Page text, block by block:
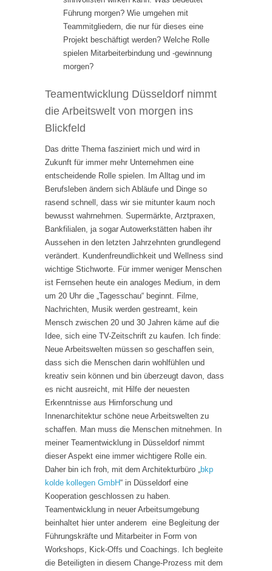
Führung morgen? Wie umgehen mit
Teammitgliedern, die nur für dieses eine
Projekt beschäftigt werden? Welche Rolle
spielen Mitarbeiterbindung und -gewinnung
morgen?
Teamentwicklung Düsseldorf nimmt
die Arbeitswelt von morgen ins
Blickfeld
Das dritte Thema fasziniert mich und wird in
Zukunft für immer mehr Unternehmen eine
entscheidende Rolle spielen. Im Alltag und im
Berufsleben ändern sich Abläufe und Dinge so
rasend schnell, dass wir sie mitunter kaum noch
bewusst wahrnehmen. Supermärkte, Arztpraxen,
Bankfilialen, ja sogar Autowerkstätten haben ihr
Aussehen in den letzten Jahrzehnten grundlegend
verändert. Kundenfreundlichkeit und Wellness sind
wichtige Stichworte. Für immer weniger Menschen
ist Fernsehen heute ein analoges Medium, in dem
um 20 Uhr die „Tagesschau“ beginnt. Filme,
Nachrichten, Musik werden gestreamt, kein
Mensch zwischen 20 und 30 Jahren käme auf die
Idee, sich eine TV-Zeitschrift zu kaufen. Ich finde:
Neue Arbeitswelten müssen so geschaffen sein,
dass sich die Menschen darin wohlfühlen und
kreativ sein können und bin überzeugt davon, dass
es nicht ausreicht, mit Hilfe der neuesten
Erkenntnisse aus Hirnforschung und
Innenarchitektur schöne neue Arbeitswelten zu
schaffen. Man muss die Menschen mitnehmen. In
meiner Teamentwicklung in Düsseldorf nimmt
dieser Aspekt eine immer wichtigere Rolle ein.
Daher bin ich froh, mit dem Architekturbüro „bkp
kolde kollegen GmbH“ in Düsseldorf eine
Kooperation geschlossen zu haben.
Teamentwicklung in neuer Arbeitsumgebung
beinhaltet hier unter anderem eine Begleitung der
Führungskräfte und Mitarbeiter in Form von
Workshops, Kick-Offs und Coachings. Ich begleite
die Beteiligten in diesem Change-Prozess mit dem